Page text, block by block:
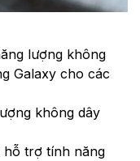
lượng không
Galaxy cho các
không dây
hỗ trợ tính năng